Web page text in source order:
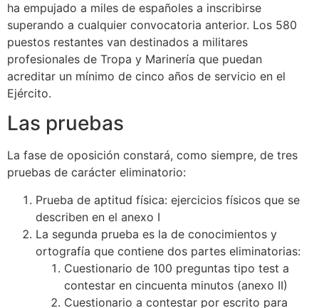
ha empujado a miles de españoles a inscribirse
superando a cualquier convocatoria anterior. Los 580
puestos restantes van destinados a militares
profesionales de Tropa y Marinería que puedan
acreditar un mínimo de cinco años de servicio en el
Ejército.
Las pruebas
La fase de oposición constará, como siempre, de tres
pruebas de carácter eliminatorio:
Prueba de aptitud física: ejercicios físicos que se
describen en el anexo I
La segunda prueba es la de conocimientos y
ortografía que contiene dos partes eliminatorias:
Cuestionario de 100 preguntas tipo test a
contestar en cincuenta minutos (anexo II)
Cuestionario a contestar por escrito para